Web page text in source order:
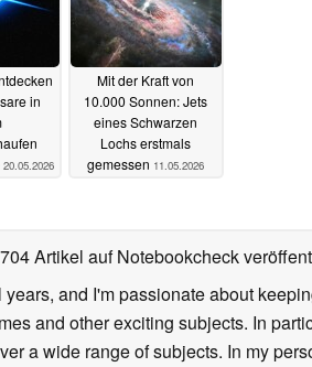
in
20.05.2026
Mit der Kraft von
10.000 Sonnen: Jets
eines Schwarzen
Lochs erstmals
gemessen 11.05.2026
Artikel auf Notebookcheck
and I'm passionate about
and other exciting subjects. In
a wide range of subjects. In my